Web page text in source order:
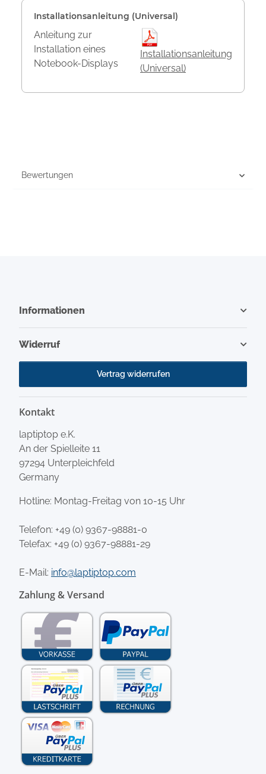
Installationsanleitung (Universal)
Anleitung zur
Installation eines
Notebook-Displays
Installationsanleitung
(Universal)
Bewertungen
Informationen
Widerruf
Vertrag widerrufen
Kontakt
laptiptop e.K.
An der Spielleite 11
97294 Unterpleichfeld
Germany
Hotline: Montag-Freitag von 10-15 Uhr
Telefon: +49 (0) 9367-98881-0
Telefax: +49 (0) 9367-98881-29
E-Mail: info@laptiptop.com
Zahlung & Versand